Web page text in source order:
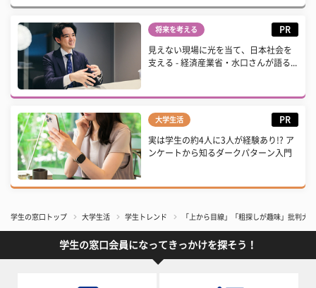
将来を考える PR
見えない現場に光を当て、日本社会を
支える - 経済産業省・水口さんが語る...
大学生活 PR
実は学生の約4人に3人が経験あり!? ア
ンケートから知るダークパターン入門
学生の窓口トップ 大学生活 学生トレンド 「上から目線」「粗探しが趣味」批判大
学生の窓口会員になってきっかけを探そう！